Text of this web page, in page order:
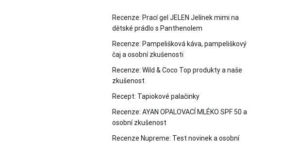
Recenze: Prací gel JELEN Jelínek mimi na
dětské prádlo s Panthenolem
Recenze: Pampelišková káva, pampeliškový
čaj a osobní zkušenosti
Recenze: Wild & Coco Top produkty a naše
zkušenost
Recept: Tapiokové palačinky
Recenze: AYAN OPALOVACÍ MLÉKO SPF 50 a
osobní zkušenost
Recenze Nupreme: Test novinek a osobní